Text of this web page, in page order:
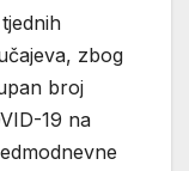
zbog
broj
19 na